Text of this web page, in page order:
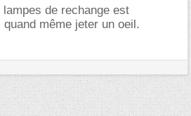
de rechange est
même jeter un oeil.